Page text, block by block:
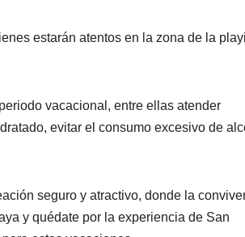
estarán atentos en la zona de la
vacacional, entre ellas atender
evitar el consumo excesivo de
seguro y atractivo, donde la
y quédate por la experiencia de San